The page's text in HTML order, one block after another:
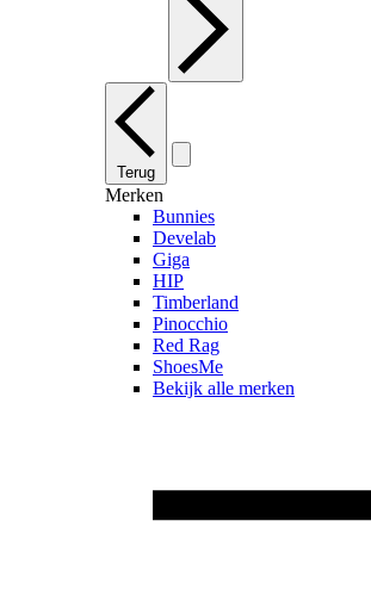
Terug
Merken
Bunnies
Develab
Giga
HIP
Timberland
Pinocchio
Red Rag
ShoesMe
Bekijk alle merken